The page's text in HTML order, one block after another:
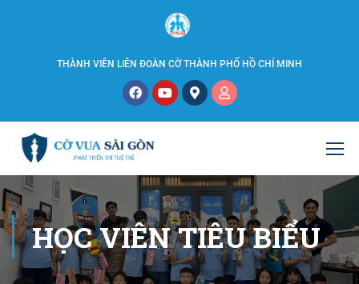
THÀNH VIÊN LIÊN ĐOÀN CỜ THÀNH PHỐ HỒ CHÍ MINH
HỌC VIÊN TIÊU BIỂU